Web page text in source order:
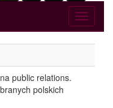
Toggle
public relations.
polskich